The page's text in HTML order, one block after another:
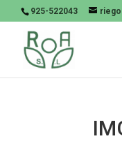
925-522043